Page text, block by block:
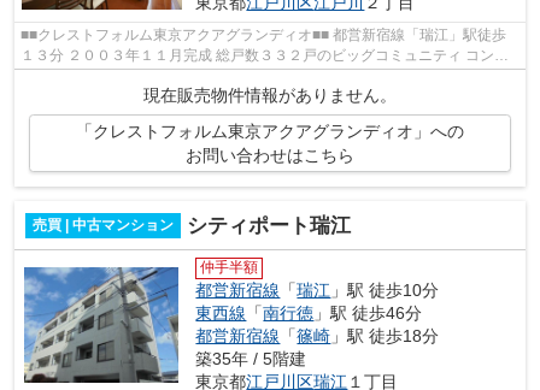
■■クレストフォルム東京アクアグランディオ■■ 都営新宿線「瑞江」駅徒歩
１３分 ２００３年１１月完成 総戸数３３２戸のビッグコミュニティ コンシ
現在販売物件情報がありません。
「クレストフォルム東京アクアグランディオ」への
お問い合わせはこちら
売買 | 中古マンション シティポート瑞江
仲手半額
都営新宿線 「瑞江 」駅 徒歩10分
東西線 「南行徳 」駅 徒歩46分
都営新宿線 「篠崎 」駅 徒歩18分
築35年 / 5階建
東京都江戸川区瑞江 １丁目